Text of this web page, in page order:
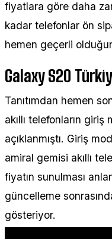
fiyatlara göre daha
kadar telefonlar ön
hemen geçerli
Galaxy S20
Tanıtımdan hemen
akıllı telefonların
açıklanmıştı. Giriş
amiral gemisi akıllı
fiyatın sunulması
güncelleme
gösteriyor.